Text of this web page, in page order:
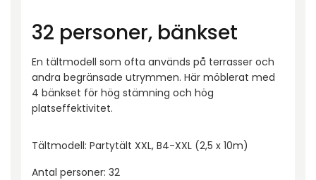
32 personer, bänkset
En tältmodell som ofta används på terrasser och
andra begränsade utrymmen. Här möblerat med
4 bänkset för hög stämning och hög
platseffektivitet.
Tältmodell: Partytält XXL, B4-XXL (2,5 x 10m)
Antal personer: 32